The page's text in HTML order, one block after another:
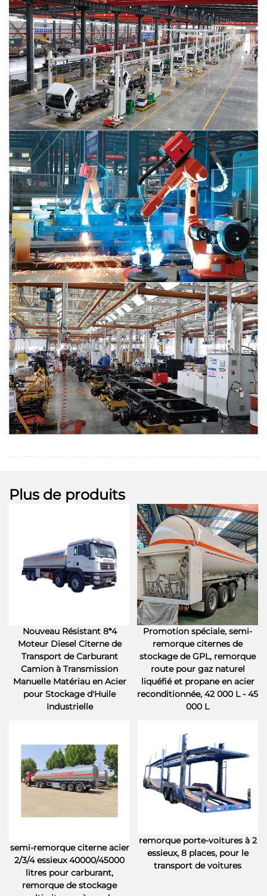
Plus de produits
Nouveau Résistant 8*4
Moteur Diesel Citerne de
Transport de Carburant
Camion à Transmission
Manuelle Matériau en Acier
pour Stockage d'Huile
Industrielle
Promotion spéciale, semi-
remorque citernes de
stockage de GPL, remorque
route pour gaz naturel
liquéfié et propane en acier
reconditionnée, 42 000 L - 45
000 L
semi-remorque citerne acier
2/3/4 essieux 40000/45000
litres pour carburant,
remorque de stockage
remorque porte-voitures à 2
essieux, 8 places, pour le
transport de voitures